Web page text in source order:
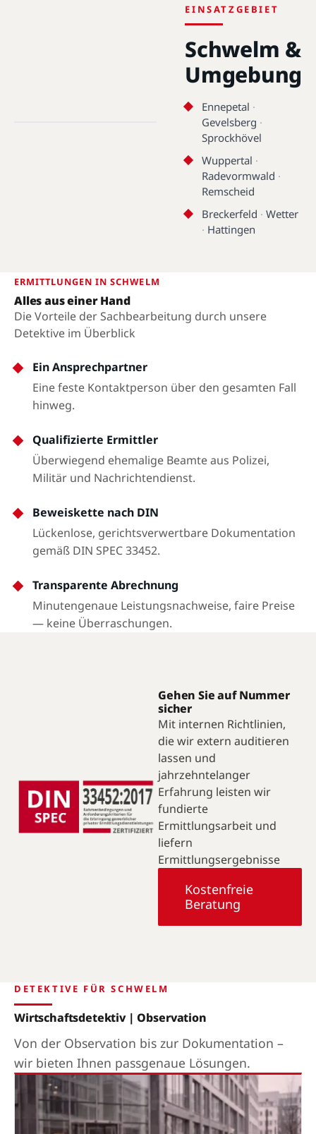
EINSATZGEBIET
Schwelm &
Umgebung
Ennepetal ·
Gevelsberg ·
Sprockhövel
Wuppertal ·
Radevormwald ·
Remscheid
Breckerfeld ·Wetter
· Hattingen
ERMITTLUNGEN IN SCHWELM
Alles aus einer Hand
Die Vorteile der Sachbearbeitung durch unsere
Detektive im Überblick
Ein Ansprechpartner
Eine feste Kontaktperson über den gesamten Fall
hinweg.
Qualifizierte Ermittler
Überwiegend ehemalige Beamte aus Polizei,
Militär und Nachrichtendienst.
Beweiskette nach DIN
Lückenlose, gerichtsverwertbare Dokumentation
gemäß DIN SPEC 33452.
Transparente Abrechnung
Minutengenaue Leistungsnachweise, faire Preise
— keine Überraschungen.
Gehen Sie auf Nummer
sicher
Mit internen Richtlinien,
die wir extern auditieren
lassen und
jahrzehntelanger
Erfahrung leisten wir
fundierte
Ermittlungsarbeit und
liefern
Ermittlungsergebnisse
Kostenfreie
Beratung
DETEKTIVE FÜR SCHWELM
Wirtschaftsdetektiv | Observation
Von der Observation bis zur Dokumentation –
wir bieten Ihnen passgenaue Lösungen.